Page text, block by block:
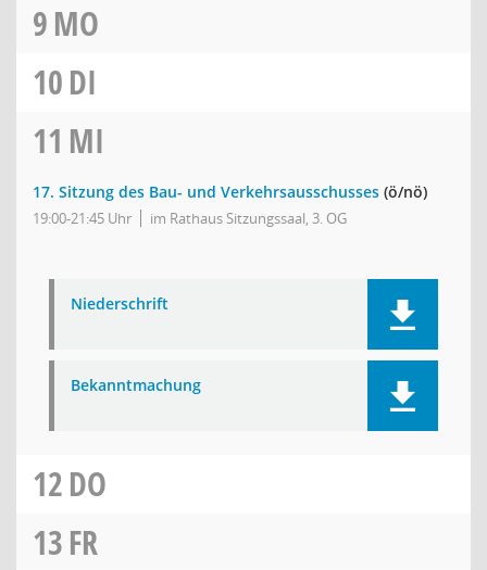
9MO
10DI
11 MI
17. Sitzung des Bau- und Verkehrsausschusses (ö/nö)
19:00-21:45 Uhr im Rathaus Sitzungssaal, 3. OG
Niederschrift
Bekanntmachung
12DO
13FR